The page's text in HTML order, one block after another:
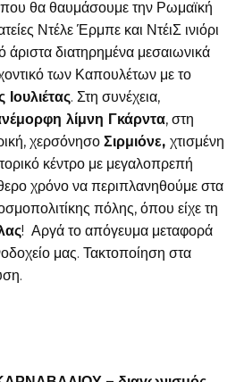
θα θαυμάσουμε την Ρωμαϊκή
Ντέλε Έρμπε και ΝτέιΣ ινιόρι
διατηρημένα μεσαιωνικά
των Καπουλέτων με το
. Στη συνέχεια,
λίμνη Γκάρντα, στη
χερσόνησο Σιρμιόνε, χτισμένη
κέντρο με μεγαλοπρεπή
χρόνο να περιπλανηθούμε στα
πόλης, όπου είχε τη
! Αργά το απόγευμα μεταφορά
μας. Τακτοποίηση στα